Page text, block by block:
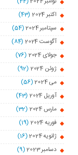
اکتبر 2024
(43)
سپتامبر 2024
(54)
آگوست 2024
(84)
جولای 2024
(76)
ژوئن 2024
(92)
می 2024
(56)
آوریل 2024
(43)
مارس 2024
(32)
فوریه 2024
(19)
ژانویه 2024
(16)
دسامبر 2023
(9)